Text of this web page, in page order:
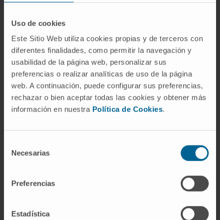
Uso de cookies
Este Sitio Web utiliza cookies propias y de terceros con
diferentes finalidades, como permitir la navegación y
usabilidad de la página web, personalizar sus
preferencias o realizar analíticas de uso de la página
web. A continuación, puede configurar sus preferencias,
rechazar o bien aceptar todas las cookies y obtener más
información en nuestra Política de Cookies.
Necesarias
Preferencias
Estadística
enfermedad cuyo impacto está proyectado a
aumentar en los próximos años. Según la
Organización Mundial de la Salud, los casos de
cáncer aumentarán un 47% en las próximas dos
décadas, lo que implica una necesidad urgente de
nuevas estrategias de investigación y tratamiento.
Con este porvenir, los expertos han animado a los
jóvenes estudiantes e investigadores a pensar en
su futuro como científicos y en su contribución a
El evento ha incluido una dinámica en la que ha
Alonso. Se ha tratado de un diálogo con los
preguntas clave sobre el papel de la ciencia en el